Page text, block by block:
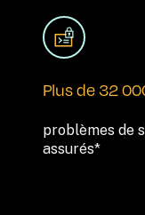
Plus de 32
problèmes de
assurés*